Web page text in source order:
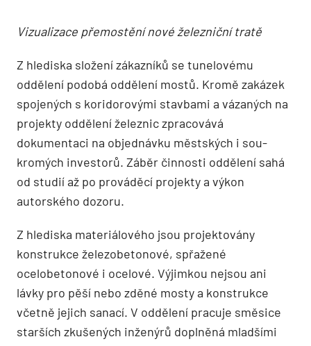
Vizualizace přemostění nové železniční tratě
Z hlediska složení zákazníků se tunelovému
oddělení podobá oddělení mostů. Kromě zakázek
spojených s koridorovými stavbami a vázaných na
projekty oddělení železnic zpracovává
dokumentaci na objednávku městských i sou­
kromých investorů. Záběr činnosti oddělení sahá
od studií až po prováděcí projekty a výkon
autorského dozoru.
Z hlediska materiálo­vého jsou projektovány
konstrukce železobetonové, spřažené
ocelobetonové i ocelové. Výjimkou nejsou ani
lávky pro pěší nebo zděné mosty a konstrukce
včetně jejich sanací. V oddělení pracuje směsice
starších zkušených inženýrů doplněná mladšími